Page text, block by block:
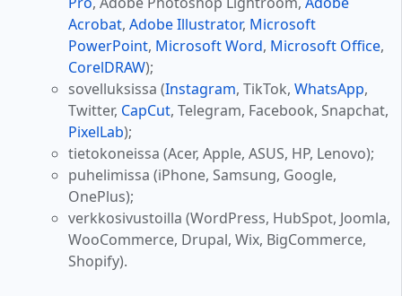
Acrobat, Adobe Illustrator, Microsoft
PowerPoint, Microsoft Word, Microsoft Office,
CorelDRAW);
sovelluksissa (Instagram, TikTok, WhatsApp,
Twitter, CapCut, Telegram, Facebook, Snapchat,
PixelLab);
tietokoneissa (Acer, Apple, ASUS, HP, Lenovo);
puhelimissa (iPhone, Samsung, Google,
OnePlus);
verkkosivustoilla (WordPress, HubSpot, Joomla,
WooCommerce, Drupal, Wix, BigCommerce,
Shopify).